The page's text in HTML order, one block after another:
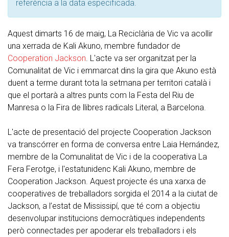
referència a la data especificada.
Aquest dimarts 16 de maig, La Reciclària de Vic va acollir
una xerrada de Kali Akuno, membre fundador de
Cooperation Jackson. L'acte va ser organitzat per la
Comunalitat de Vic i emmarcat dins la gira que Akuno està
duent a terme durant tota la setmana per territori català i
que el portarà a altres punts com la Festa del Riu de
Manresa o la Fira de llibres radicals Literal, a Barcelona.
L'acte de presentació del projecte Cooperation Jackson
va transcórrer en forma de conversa entre Laia Hernández,
membre de la Comunalitat de Vic i de la cooperativa La
Fera Ferotge, i l'estatunidenc Kali Akuno, membre de
Cooperation Jackson. Aquest projecte és una xarxa de
cooperatives de treballadors sorgida el 2014 a la ciutat de
Jackson, a l’estat de Mississipí, que té com a objectiu
desenvolupar institucions democràtiques independents
però connectades per apoderar els treballadors i els